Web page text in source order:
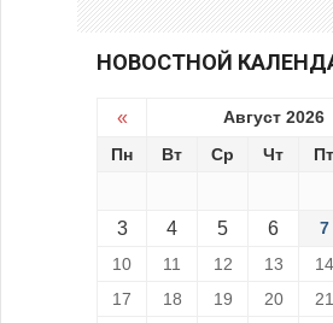
НОВОСТНОЙ
« Август 2026
Пн Вт Ср Чт Пт
3 4 5 6 7
10
11 12 13 14
17
18 19 20 21